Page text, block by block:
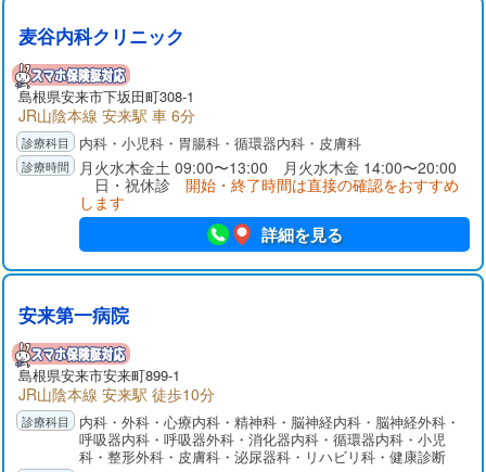
麦谷内科クリニック
島根県安来市下坂田町308-1
JR山陰本線 安来駅 車 6分
内科・小児科・胃腸科・循環器内科・皮膚科
月火水木金土 09:00〜13:00 月火水木金 14:00〜20:00
日・祝休診 開始・終了時間は直接の確認をおすすめ
します
詳細を見る
安来第一病院
島根県安来市安来町899-1
JR山陰本線 安来駅 徒歩10分
内科・外科・心療内科・精神科・脳神経内科・脳神経外科・
呼吸器内科・呼吸器外科・消化器内科・循環器内科・小児
科・整形外科・皮膚科・泌尿器科・リハビリ科・健康診断